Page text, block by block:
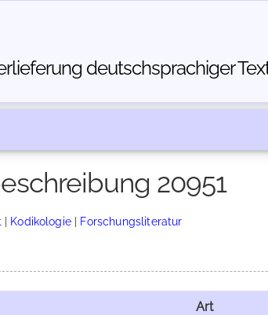
deutschsprachiger
20951
| Kodikologie| Forschungsliteratur
Art